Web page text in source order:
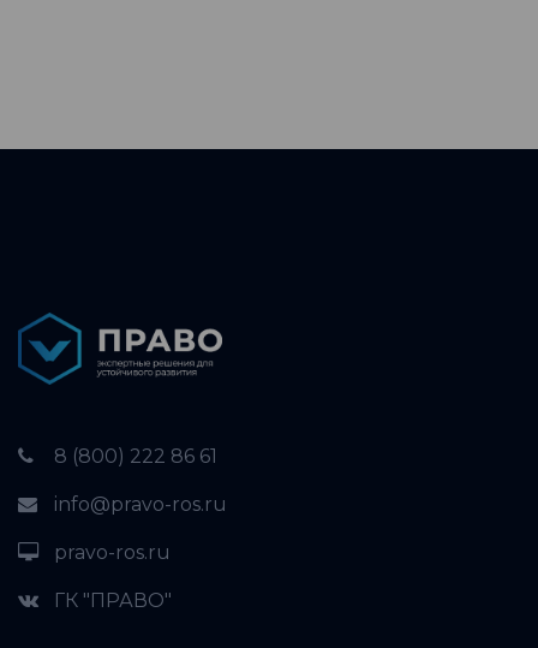
8 (800) 222 86 61
info@pravo-ros.ru
pravo-ros.ru
ГК "ПРАВО"